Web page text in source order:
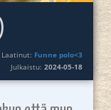
Laatinut: Funne polo<3
Julkaistu:2024-05-18